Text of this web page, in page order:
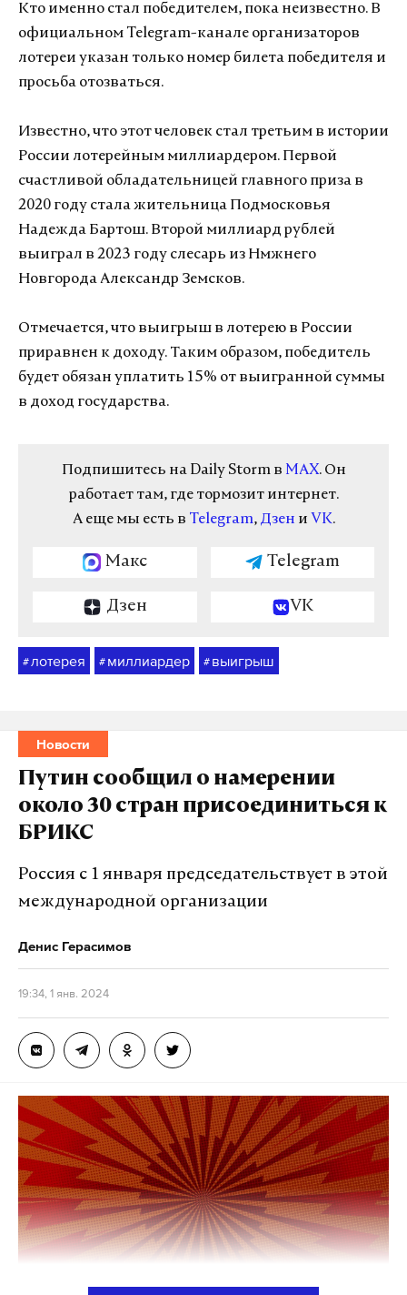
Кто именно стал победителем, пока неизвестно. В
официальном Telegram-канале организаторов
лотереи указан только номер билета победителя и
просьба отозваться.
Известно, что этот человек стал третьим в истории
России лотерейным миллиардером. Первой
счастливой обладательницей главного приза в
2020 году стала жительница Подмосковья
Надежда Бартош. Второй миллиард рублей
выиграл в 2023 году слесарь из Нмжнего
Новгорода Александр Земсков.
Отмечается, что выигрыш в лотерею в России
приравнен к доходу. Таким образом, победитель
будет обязан уплатить 15% от выигранной суммы
в доход государства.
Подпишитесь на Daily Storm в MAX. Он
работает там, где тормозит интернет.
А еще мы есть в Telegram, Дзен и VK.
Макс Telegram
Дзен VK
# лотерея # миллиардер # выигрыш
Новости
Путин сообщил о намерении
около 30 стран присоединиться к
БРИКС
Россия с 1 января председательствует в этой
международной организации
Денис Герасимов
19:34, 1 янв. 2024